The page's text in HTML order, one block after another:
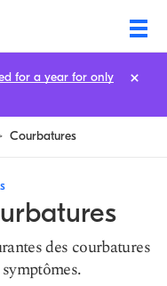
Courbatures
des courbatures
for a year for only